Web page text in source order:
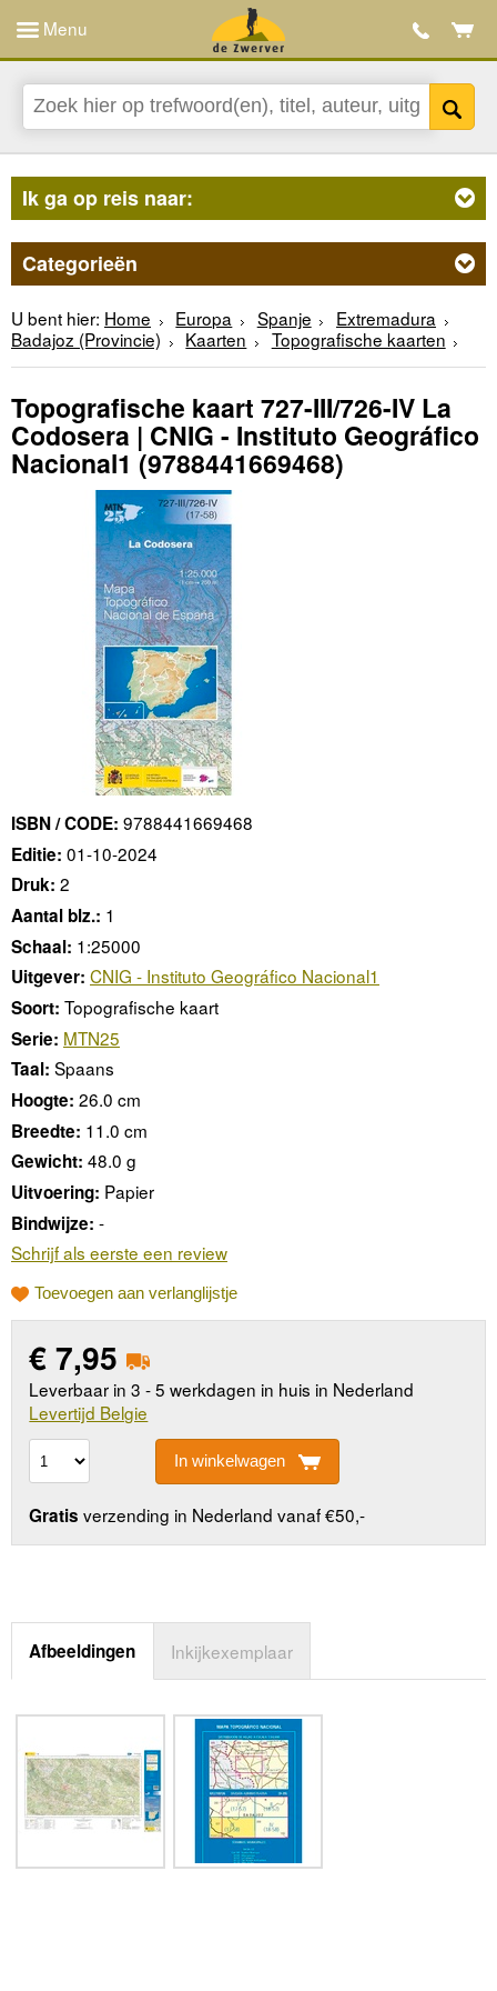
Menu
Ik ga op reis naar:
Categorieën
U bent hier: Home Europa Spanje
Extremadura
Badajoz (Provincie)
Kaarten Topografische kaarten
Topografische kaart 727-III/726-IV La
Codosera | CNIG - Instituto Geográfico
Nacional1 (9788441669468)
ISBN / CODE: 9788441669468
Editie: 01-10-2024
Druk: 2
Aantal blz.: 1
Schaal: 1:25000
Uitgever: CNIG - Instituto Geográfico Nacional1
Soort: Topografische kaart
Serie: MTN25
Taal: Spaans
Hoogte: 26.0 cm
Breedte: 11.0 cm
Gewicht: 48.0 g
Uitvoering: Papier
Bindwijze: -
Schrijf als eerste een review
Toevoegen aan verlanglijstje
€7,95
Leverbaar in 3 - 5 werkdagen in huis in Nederland
Levertijd Belgie
In winkelwagen
Gratis verzending in Nederland vanaf €50,-
Afbeeldingen Inkijkexemplaar